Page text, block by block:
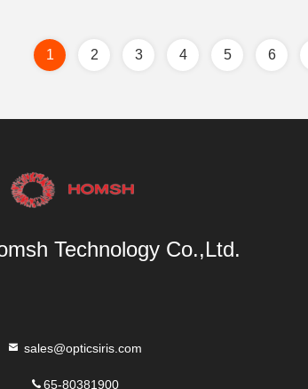
1 2 3 4 5 6
Technology Co.,Ltd.
sales@opticsiris.com
65-80381900